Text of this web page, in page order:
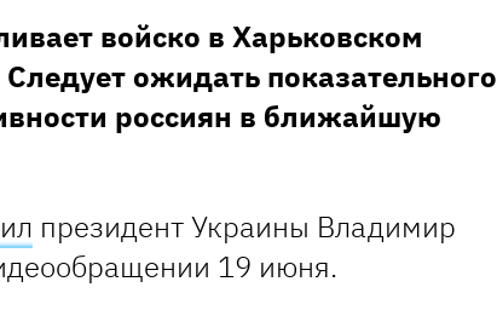
войско в Харьковском
ожидать показательного
россиян в ближайшую
президент Украины Владимир
19 июня.